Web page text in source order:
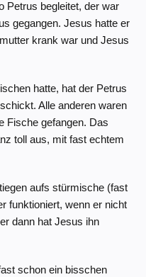
Petrus begleitet, der war
gegangen. Jesus hatte er
krank war und Jesus
hatte, hat der Petrus
Alle anderen waren
Fische gefangen. Das
toll aus, mit fast echtem
aufs stürmische (fast
funktioniert, wenn er nicht
dann hat Jesus ihn
schon ein bisschen